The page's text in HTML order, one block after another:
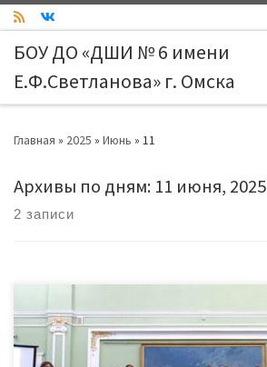
Skip to content
БОУ ДО «ДШИ № 6 имени
Е.Ф.Светланова» г. Омска
Главная » 2025 » Июнь » 11
Архивы по дням: 11 июня, 2025
2 записи